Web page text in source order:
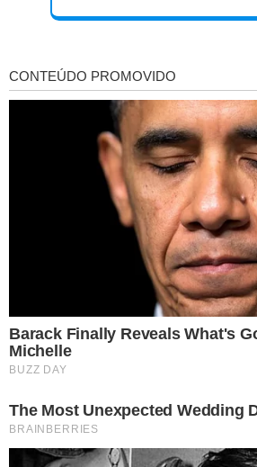
MP3. Crédito: Lucrécio